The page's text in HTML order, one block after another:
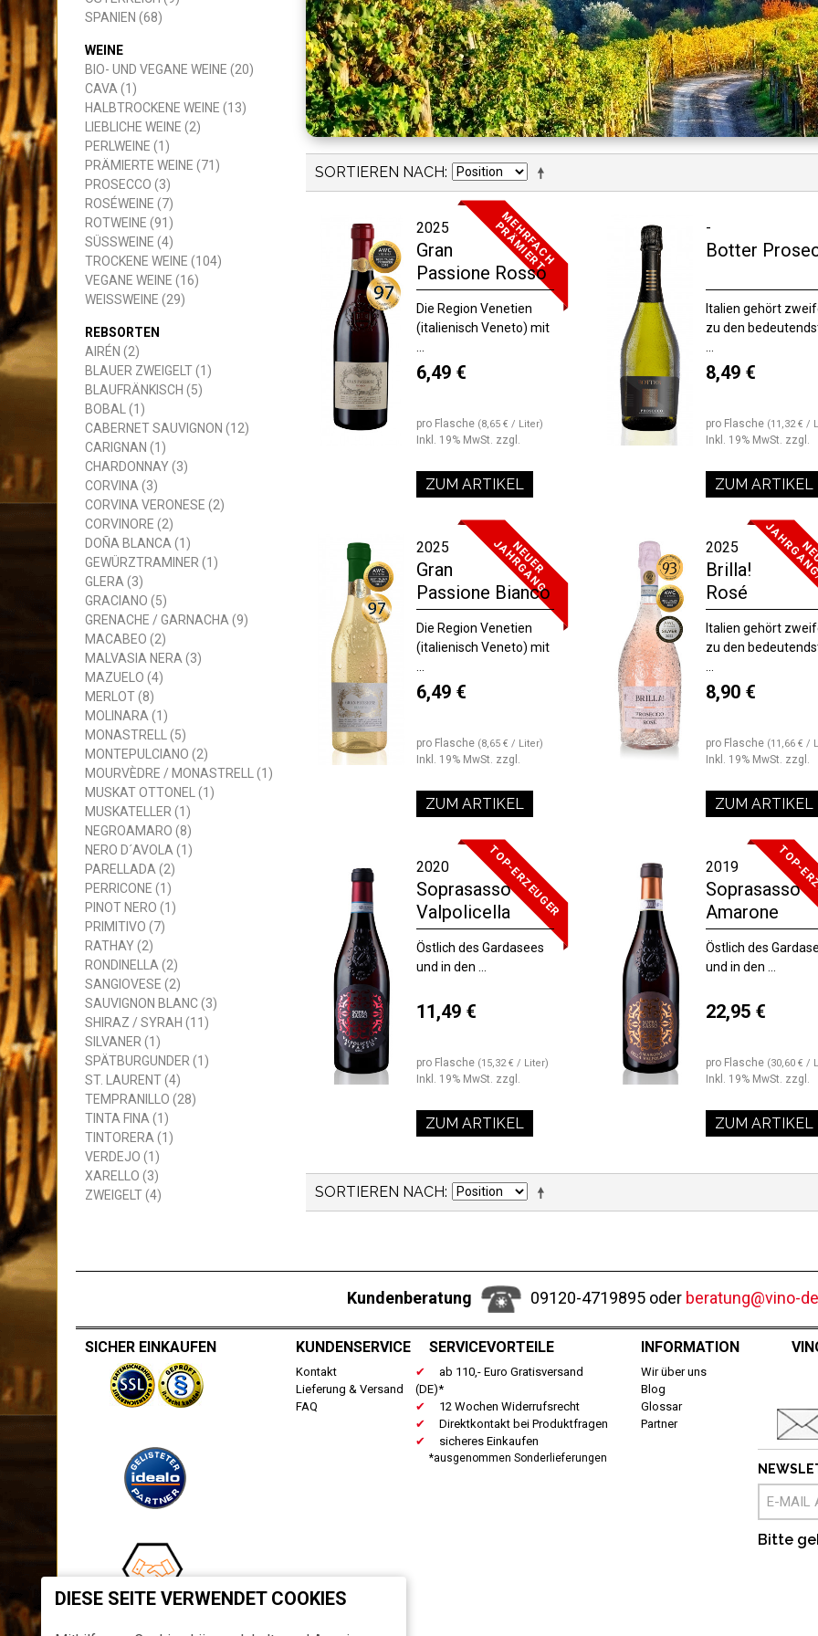
SORTIEREN NACH
M
E
H
R
F
A
C
H
P
R
Ä
M
I
E
R
T
2025
Gran
Passione Rosso
Die Region Venetien
(italienisch Veneto) mit
6,49 €
pro Flasche (8,65 € / Liter)
Inkl. 19% MwSt. zzgl.
ZUM ARTIKEL
-
Botter
Italien gehört
zu den
8,49 €
pro Flasche (11,32 € /
Inkl. 19% MwSt. zzgl.
ZUM ARTIKEL
N
E
U
E
R
J
A
H
R
G
A
N
G
2025
Gran
Passione Bianco
Die Region Venetien
(italienisch Veneto) mit
6,49 €
pro Flasche (8,65 € / Liter)
Inkl. 19% MwSt. zzgl.
ZUM ARTIKEL
2025
Brilla!
Rosé
Italien gehört
zu den
8,90 €
pro Flasche (11,66 € /
Inkl. 19% MwSt. zzgl.
ZUM ARTIKEL
TOP-ERZEUGER
2020
Soprasasso
Valpolicella
Östlich des Gardasees
und in den ...
11,49 €
pro Flasche (15,32 € / Liter)
Inkl. 19% MwSt. zzgl.
ZUM ARTIKEL
TOP-
2019
Soprasasso
Amarone
Östlich des
und in den ...
22,95 €
pro Flasche (30,60 € /
Inkl. 19% MwSt. zzgl.
ZUM ARTIKEL
SORTIEREN NACH
BURGENLAND (16)
LUTZMANNSBURG (2)
NEUSIEDLER SEE (14)
SPANIEN (68)
WEINE
BIO- UND VEGANE WEINE (20)
CAVA (1)
HALBTROCKENE WEINE (13)
LIEBLICHE WEINE (2)
PERLWEINE (1)
PRÄMIERTE WEINE (71)
PROSECCO (3)
ROSÉWEINE (7)
ROTWEINE (91)
SÜSSWEINE (4)
TROCKENE WEINE (104)
VEGANE WEINE (16)
WEISSWEINE (29)
REBSORTEN
AIRÉN (2)
BLAUER ZWEIGELT (1)
BLAUFRÄNKISCH (5)
BOBAL (1)
CABERNET SAUVIGNON (12)
CARIGNAN (1)
CHARDONNAY (3)
CORVINA (3)
CORVINA VERONESE (2)
CORVINORE (2)
DOÑA BLANCA (1)
GEWÜRZTRAMINER (1)
GLERA (3)
GRACIANO (5)
GRENACHE / GARNACHA (9)
MACABEO (2)
MALVASIA NERA (3)
MAZUELO (4)
MERLOT (8)
MOLINARA (1)
MONASTRELL (5)
MONTEPULCIANO (2)
MOURVÈDRE / MONASTRELL (1)
MUSKAT OTTONEL (1)
MUSKATELLER (1)
NEGROAMARO (8)
NERO D´AVOLA (1)
PARELLADA (2)
PERRICONE (1)
PINOT NERO (1)
PRIMITIVO (7)
RATHAY (2)
RONDINELLA (2)
SANGIOVESE (2)
SAUVIGNON BLANC (3)
SHIRAZ / SYRAH (11)
SILVANER (1)
SPÄTBURGUNDER (1)
ST. LAURENT (4)
TEMPRANILLO (28)
TINTA FINA (1)
TINTORERA (1)
VERDEJO (1)
XARELLO (3)
ZWEIGELT (4)
Kundenberatung 09120-4719895 oder beratung@vino-
SICHER EINKAUFEN KUNDENSERVICE
Kontakt
Lieferung & Versand
FAQ
SERVICEVORTEILE
ab 110,- Euro Gratisversand
(DE)*
12 Wochen Widerrufsrecht
Direktkontakt bei Produktfragen
sicheres Einkaufen
*ausgenommen Sonderlieferungen
INFORMATION
Wir über uns
Blog
Glossar
Partner
Bitte
DIESE SEITE VERWENDET COOKIES